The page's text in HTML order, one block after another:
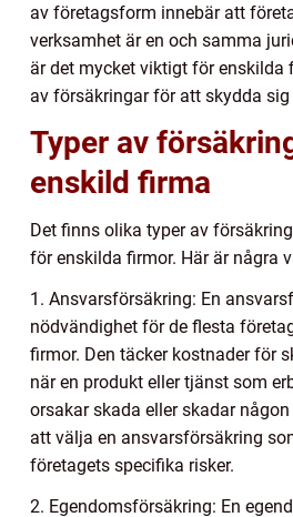
av företagsform innebär att
verksamhet är en och samma
är det mycket viktigt för enskilda
av försäkringar för att skydda
Typer av
enskild firma
Det finns olika typer av
för enskilda firmor. Här är några
1. Ansvarsförsäkring: En
nödvändighet för de flesta
firmor. Den täcker kostnader för
när en produkt eller tjänst som
orsakar skada eller skadar
att välja en ansvarsförsäkring
företagets specifika risker.
2. Egendomsförsäkring: En